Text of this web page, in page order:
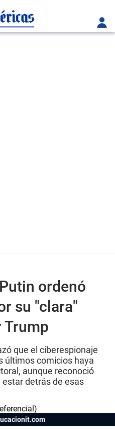
ordenó
su "clara"
Trump
que el ciberespionaje
últimos comicios haya
aunque reconoció
estar detrás de esas